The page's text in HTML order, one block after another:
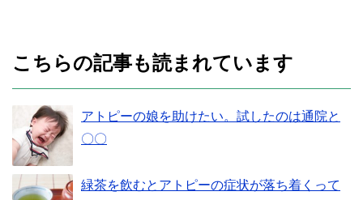
こちらの記事も読まれています
アトピーの娘を助けたい。試したのは通院と
〇〇
緑茶を飲むとアトピーの症状が落ち着くって